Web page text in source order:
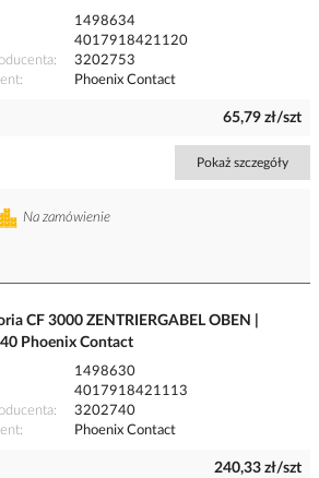
1498634
4017918421120
3202753
Phoenix Contact
65,79 zł/szt
Pokaż szczegóły
Na zamówienie
CF 3000 ZENTRIERGABEL OBEN |
Phoenix Contact
1498630
4017918421113
3202740
Phoenix Contact
240,33 zł/szt